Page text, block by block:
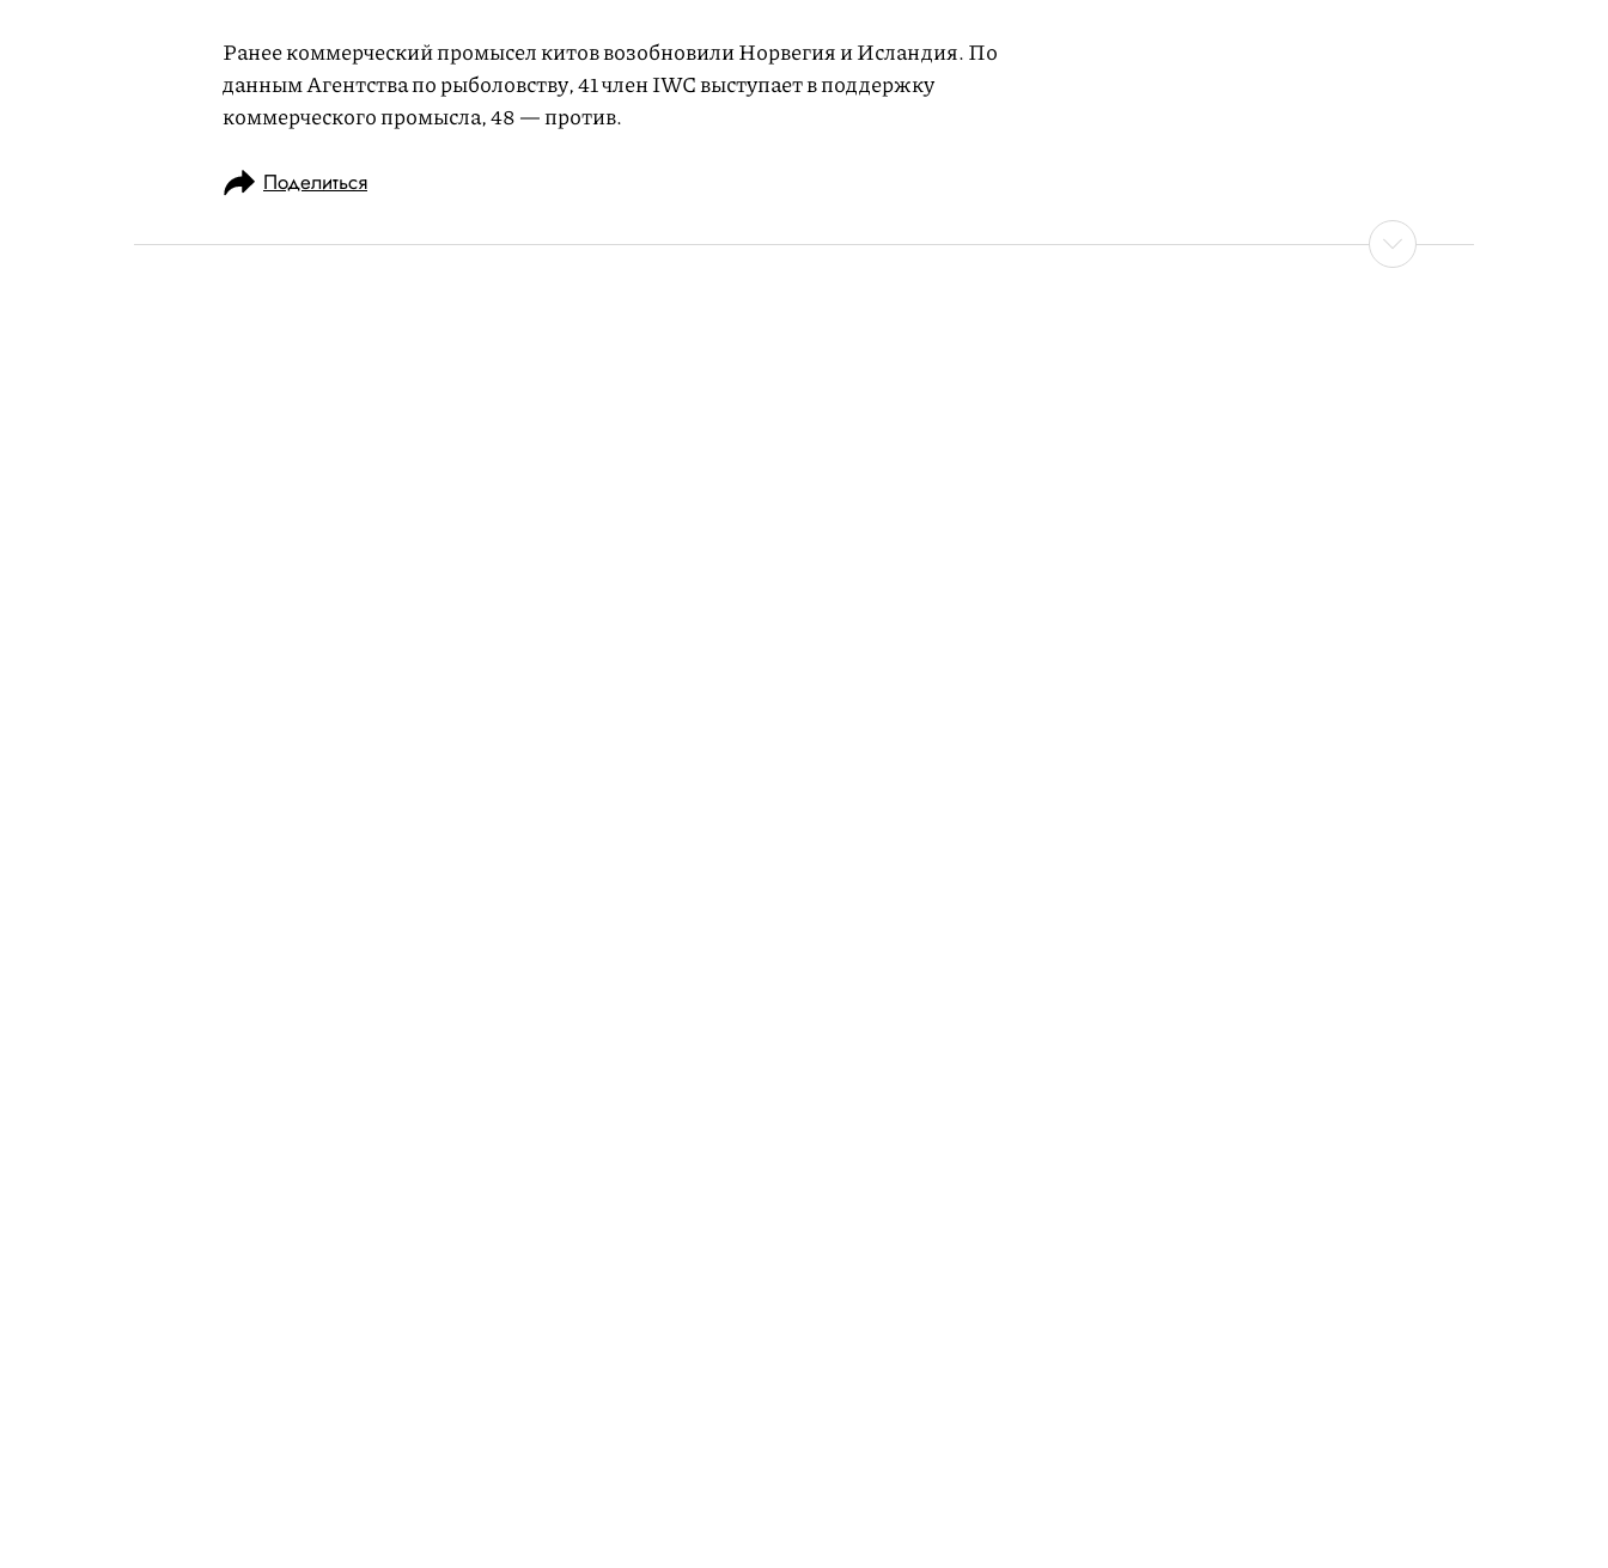
Ранее коммерческий промысел китов возобновили Норвегия и Исландия. По
данным Агентства по рыболовству, 41 член IWC выступает в поддержку
коммерческого промысла, 48 — против.
Поделиться